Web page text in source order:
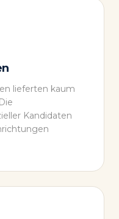
lieferten kaum
Kandidaten